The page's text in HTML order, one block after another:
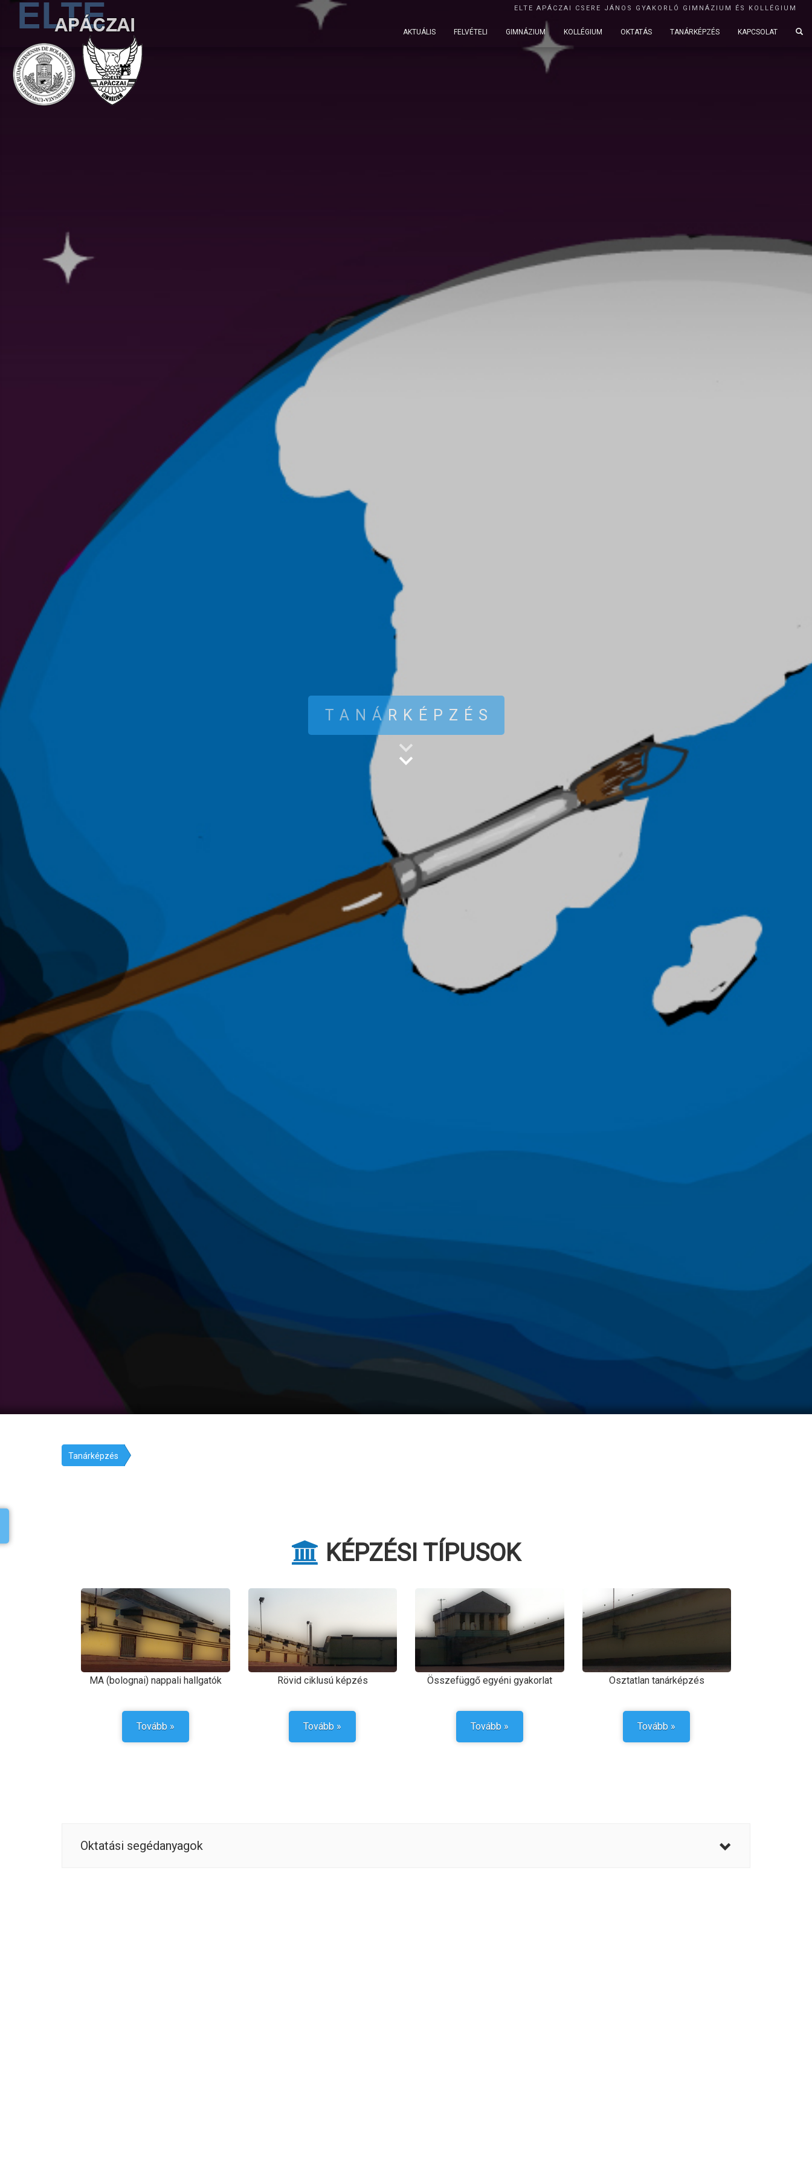
ELTE APÁCZAI CSERE JÁNOS GYAKORLÓ GIMNÁZIUM ÉS KOLLÉGIUM
AKTUÁLIS FELVÉTELI GIMNÁZIUM KOLLÉGIUM OKTATÁS TANÁRKÉPZÉS KAPCSOLAT
TANÁRKÉPZÉS
Tanárképzés
KÉPZÉSI TÍPUSOK
MA (bolognai) nappali hallgatók
Tovább »
Rövid ciklusú képzés
Tovább »
Összefüggő egyéni gyakorlat
Tovább »
Osztatlan tanárképzés
Tovább »
Oktatási segédanyagok